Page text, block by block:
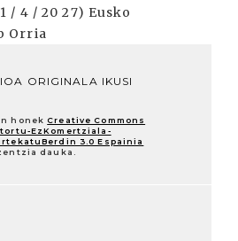
/ 4 / 20 27) Eusko
Orria
ORIGINALA IKUSI
honek Creative Commons
EzKomertziala-
3.0 Espainia
dauka.